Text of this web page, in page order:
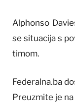
Alphonso
se situacija s
timom.
Federalna.ba
Preuzmite je na